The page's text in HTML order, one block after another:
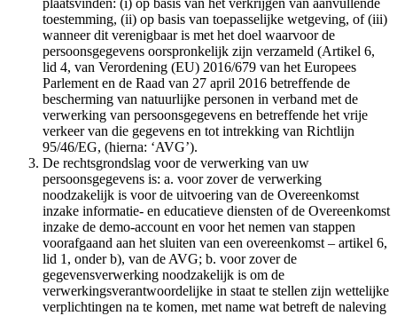
plaatsvinden: (i) op basis van het verkrijgen van aanvullende
toestemming, (ii) op basis van toepasselijke wetgeving, of (iii)
wanneer dit verenigbaar is met het doel waarvoor de
persoonsgegevens oorspronkelijk zijn verzameld (Artikel 6,
lid 4, van Verordening (EU) 2016/679 van het Europees
Parlement en de Raad van 27 april 2016 betreffende de
bescherming van natuurlijke personen in verband met de
verwerking van persoonsgegevens en betreffende het vrije
verkeer van die gegevens en tot intrekking van Richtlijn
95/46/EG, (hierna: ‘AVG’).
De rechtsgrondslag voor de verwerking van uw
persoonsgegevens is: a. voor zover de verwerking
noodzakelijk is voor de uitvoering van de Overeenkomst
inzake informatie- en educatieve diensten of de Overeenkomst
inzake de demo-account en voor het nemen van stappen
voorafgaand aan het sluiten van een overeenkomst – artikel 6,
lid 1, onder b), van de AVG; b. voor zover de
gegevensverwerking noodzakelijk is om de
verwerkingsverantwoordelijke in staat te stellen zijn wettelijke
verplichtingen na te komen, met name wat betreft de naleving